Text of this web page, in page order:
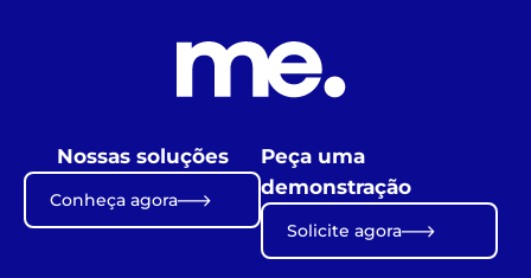
Nossas soluções
Conheça agora
Peça uma
demonstração
Solicite agora